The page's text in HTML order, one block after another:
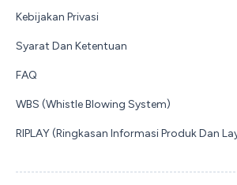
Kebijakan Privasi
Syarat Dan Ketentuan
FAQ
WBS (Whistle Blowing System)
RIPLAY (Ringkasan Informasi Produk Dan